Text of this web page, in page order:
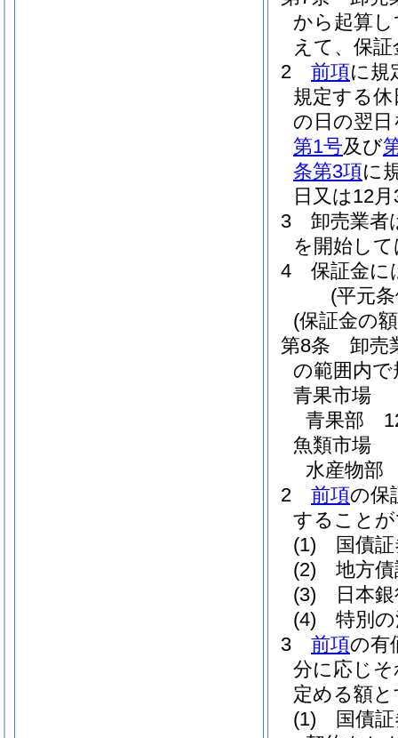
から起算
えて、保
2
前項に規
規定する
の日の翌
第1号及び
条第3項に
日又は12
3
卸売業者
を開始し
4
保証金に
(平元
(保証金の
第8条
卸売
の範囲内
青果市場
青果部
魚類市場
水産物部
2
前項の保
すること
(1)
国債
(2)
地方
(3)
日本
(4)
特別
3
前項の有
分に応じ
定める額
(1)
国債